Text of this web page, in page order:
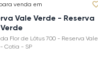
venda em
Vale Verde - Reserva
Flor de Lótus 700 - Reserva Vale
Cotia - SP